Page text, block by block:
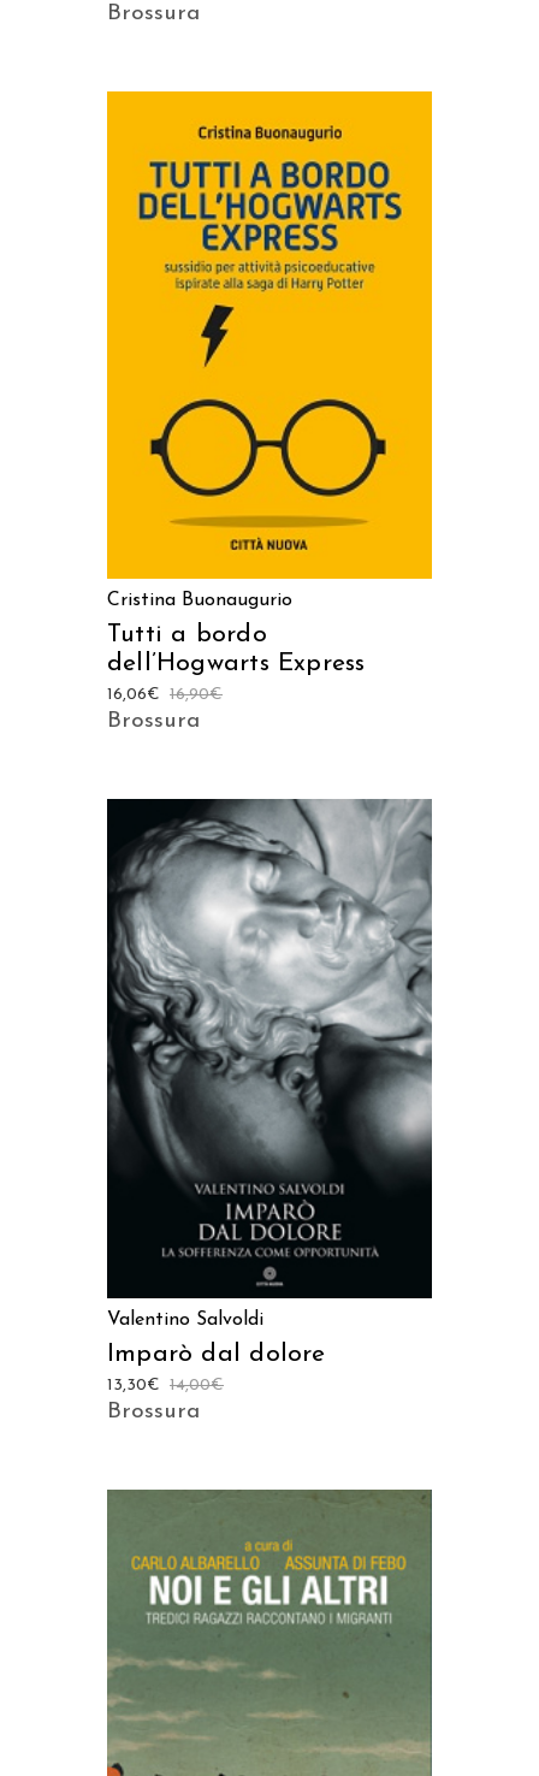
Brossura
AGGIUNGI AL CARRELLO
Cristina Buonaugurio
Tutti a bordo
dell’Hogwarts Express
16,90€
16,06€
Brossura
AGGIUNGI AL CARRELLO
Valentino Salvoldi
Imparò dal dolore
14,00€
13,30€
Brossura